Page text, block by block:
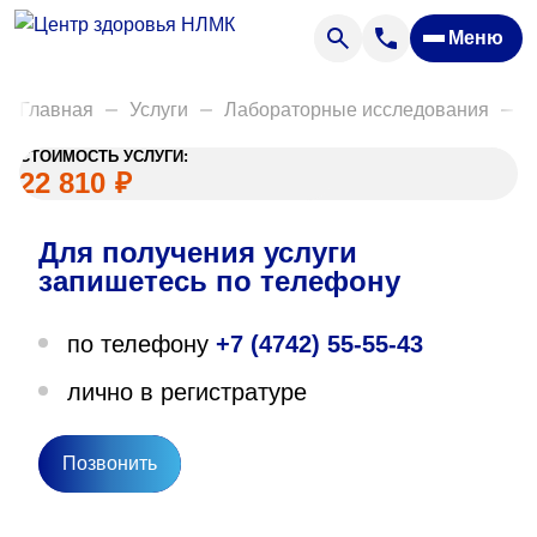
Меню
Анализы
Акции
Пациентам
Вакансии
О нас
Направления деятельности
Главная Услуги Лабораторные исследования
СТОИМОСТЬ УСЛУГИ:
22 810 ₽
Для получения услуги
запишетесь по телефону
по телефону +7 (4742) 55-55-43
лично в регистратуре
Позвонить